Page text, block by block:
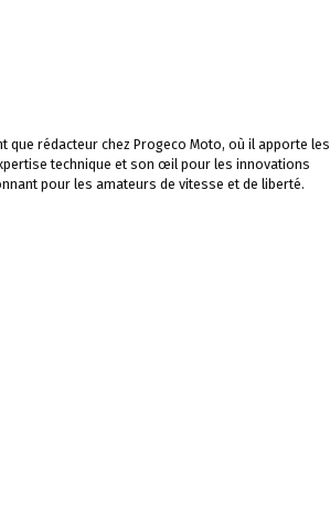
rédacteur chez Progeco Moto, où il apporte les
technique et son œil pour les innovations
pour les amateurs de vitesse et de liberté.